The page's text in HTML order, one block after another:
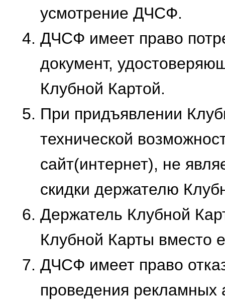
усмотрение ДЧСФ.
ДЧСФ имеет право
документ,
Клубной Картой.
При придъявлении
технической
сайт(интернет), не
скидки держателю
Держатель Клубной
Клубной Карты вместо
ДЧСФ имеет право
проведения рекламных